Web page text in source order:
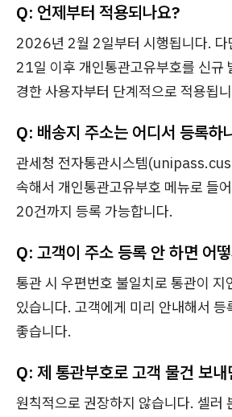
Q: 언제부터 적용되나요?
2026년 2월 2일부터 시행됩니다.
21일 이후 개인통관고유부호를 신규
경한 사용자부터 단계적으로 적용됩
Q: 배송지 주소는 어디서 등록하
관세청 전자통관시스템
속해서 개인통관고유부호 메뉴로 들
20건까지 등록 가능합니다.
Q: 고객이 주소 등록 안 하면 어
통관 시 우편번호 불일치로 통관이 지
있습니다. 고객에게 미리 안내해서 등
좋습니다.
Q: 제 통관부호로 고객 물건 보
원칙적으로 권장하지 않습니다. 셀러